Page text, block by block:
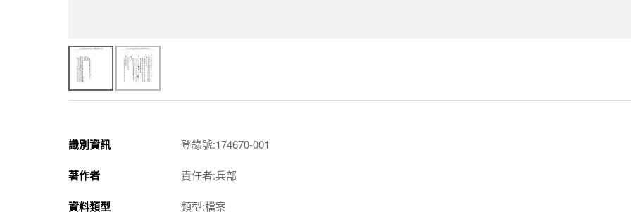
識別資訊 登錄號:174670-001
著作者 責任者:兵部
資料類型 類型:檔案